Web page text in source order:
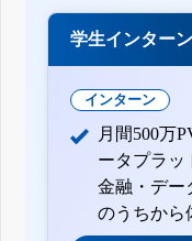
学生インターン
インターン
月間500万
ータプラッ
金融・デー
のうちから